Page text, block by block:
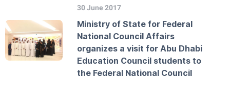
30 June 2017
Ministry of State for Federal
National Council Affairs
organizes a visit for Abu Dhabi
Education Council students to
the Federal National Council